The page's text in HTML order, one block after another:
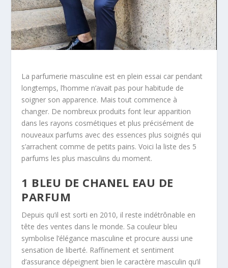
La parfumerie masculine est en plein essai car pendant
longtemps, l’homme n’avait pas pour habitude de
soigner son apparence. Mais tout commence à
changer. De nombreux produits font leur apparition
dans les rayons cosmétiques et plus précisément de
nouveaux parfums avec des essences plus soignés qui
s’arrachent comme de petits pains. Voici la liste des 5
parfums les plus masculins du moment.
1 BLEU DE CHANEL EAU DE
PARFUM
Depuis qu’il est sorti en 2010, il reste indétrônable en
tête des ventes dans le monde. Sa couleur bleu
symbolise l’élégance masculine et procure aussi une
sensation de liberté. Raffinement et sentiment
d’assurance dépeignent bien le caractère masculin qu’il